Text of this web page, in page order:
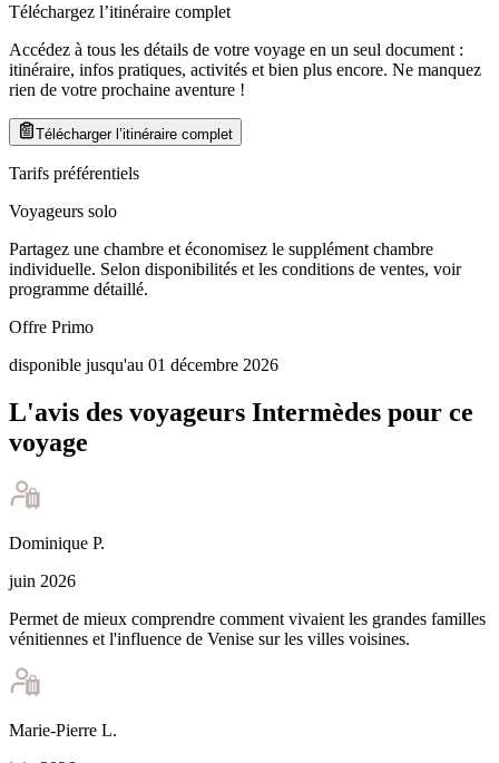
Téléchargez l’itinéraire complet
Accédez à tous les détails de votre voyage en un seul document :
itinéraire, infos pratiques, activités et bien plus encore. Ne manquez
rien de votre prochaine aventure !
Télécharger l’itinéraire complet
Tarifs préférentiels
Voyageurs solo
Partagez une chambre et économisez le supplément chambre
individuelle. Selon disponibilités et les conditions de ventes, voir
programme détaillé.
Offre Primo
disponible jusqu'au 01 décembre 2026
L'avis des voyageurs Intermèdes pour ce
voyage
Dominique P.
juin 2026
Permet de mieux comprendre comment vivaient les grandes familles
vénitiennes et l'influence de Venise sur les villes voisines.
Marie-Pierre L.